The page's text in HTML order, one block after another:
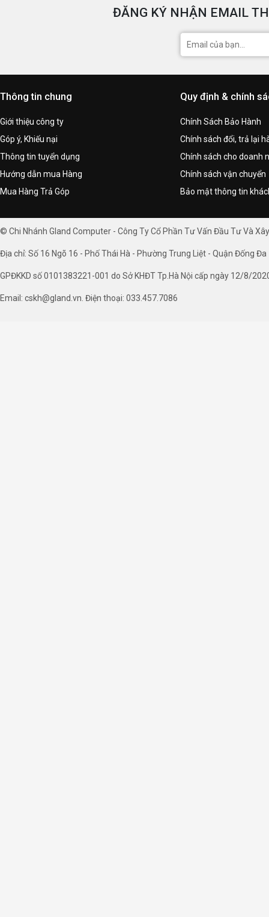
ĐĂNG KÝ NHẬN EMAIL
Thông tin chung
Giới thiệu công ty
Góp ý, Khiếu nại
Thông tin tuyển dụng
Hướng dẫn mua Hàng
Mua Hàng Trả Góp
Quy định & chính
Chính Sách Bảo Hành
Chính sách đổi, trả lại
Chính sách cho doanh
Chính sách vận chuyển
Bảo mật thông tin
© Chi Nhánh Gland Computer - Công Ty Cổ Phần Tư Vấn Đầu Tư Và
Địa chỉ: Số 16 Ngõ 16 - Phố Thái Hà - Phường Trung Liệt - Quận Đống Đa
GPĐKKD số 0101383221-001 do Sở KHĐT Tp.Hà Nội cấp ngày 12/8/
Email: cskh@gland.vn. Điện thoại: 033.457.7086